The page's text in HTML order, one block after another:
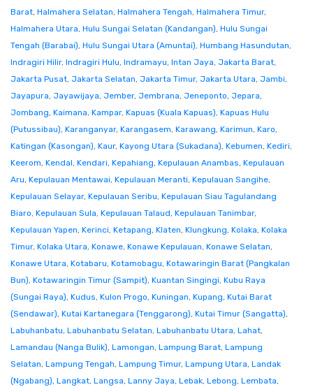
Barat, Halmahera Selatan, Halmahera Tengah, Halmahera Timur,
Halmahera Utara, Hulu Sungai Selatan (Kandangan), Hulu Sungai
Tengah (Barabai), Hulu Sungai Utara (Amuntai), Humbang Hasundutan,
Indragiri Hilir, Indragiri Hulu, Indramayu, Intan Jaya, Jakarta Barat,
Jakarta Pusat, Jakarta Selatan, Jakarta Timur, Jakarta Utara, Jambi,
Jayapura, Jayawijaya, Jember, Jembrana, Jeneponto, Jepara,
Jombang, Kaimana, Kampar, Kapuas (Kuala Kapuas), Kapuas Hulu
(Putussibau), Karanganyar, Karangasem, Karawang, Karimun, Karo,
Katingan (Kasongan), Kaur, Kayong Utara (Sukadana), Kebumen, Kediri,
Keerom, Kendal, Kendari, Kepahiang, Kepulauan Anambas, Kepulauan
Aru, Kepulauan Mentawai, Kepulauan Meranti, Kepulauan Sangihe,
Kepulauan Selayar, Kepulauan Seribu, Kepulauan Siau Tagulandang
Biaro, Kepulauan Sula, Kepulauan Talaud, Kepulauan Tanimbar,
Kepulauan Yapen, Kerinci, Ketapang, Klaten, Klungkung, Kolaka, Kolaka
Timur, Kolaka Utara, Konawe, Konawe Kepulauan, Konawe Selatan,
Konawe Utara, Kotabaru, Kotamobagu, Kotawaringin Barat (Pangkalan
Bun), Kotawaringin Timur (Sampit), Kuantan Singingi, Kubu Raya
(Sungai Raya), Kudus, Kulon Progo, Kuningan, Kupang, Kutai Barat
(Sendawar), Kutai Kartanegara (Tenggarong), Kutai Timur (Sangatta),
Labuhanbatu, Labuhanbatu Selatan, Labuhanbatu Utara, Lahat,
Lamandau (Nanga Bulik), Lamongan, Lampung Barat, Lampung
Selatan, Lampung Tengah, Lampung Timur, Lampung Utara, Landak
(Ngabang), Langkat, Langsa, Lanny Jaya, Lebak, Lebong, Lembata,